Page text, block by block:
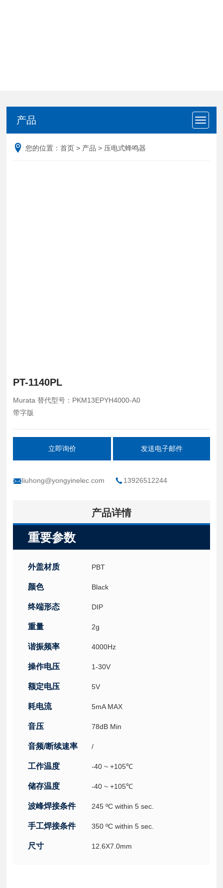
产品
您的位置：首页 > 产品 > 压电式蜂鸣器
PT-1140PL
Murata 替代型号：PKM13EPYH4000-A0
带字版
立即询价 发送电子邮件
liuhong@yongyinelec.com 13926512244
产品详情
重要参数
外盖材质 PBT
颜色 Black
终端形态 DIP
重量 2g
谐振频率 4000Hz
操作电压 1-30V
额定电压 5V
耗电流 5mA MAX
音压 78dB Min
音频/断续速率 /
工作温度 -40 ~ +105℃
储存温度 -40 ~ +105℃
波峰焊接条件 245 ºC within 5 sec.
手工焊接条件 350 ºC within 5 sec.
尺寸 12.6X7.0mm